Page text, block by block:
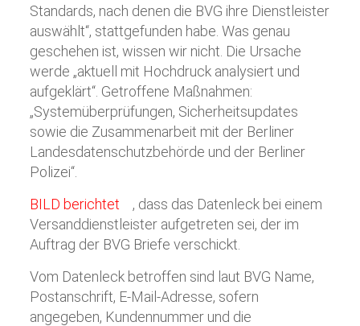
Standards, nach denen die BVG ihre Dienstleister
auswählt“, stattgefunden habe. Was genau
geschehen ist, wissen wir nicht. Die Ursache
werde „aktuell mit Hochdruck analysiert und
aufgeklärt“. Getroffene Maßnahmen:
„Systemüberprüfungen, Sicherheitsupdates
sowie die Zusammenarbeit mit der Berliner
Landesdatenschutzbehörde und der Berliner
Polizei“.
BILD berichtet
, dass das Datenleck bei einem
Versanddienstleister aufgetreten sei, der im
Auftrag der BVG Briefe verschickt.
Vom Datenleck betroffen sind laut BVG Name,
Postanschrift, E-Mail-Adresse, sofern
angegeben, Kundennummer und die